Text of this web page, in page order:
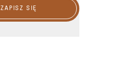
ZAPISZ SIĘ